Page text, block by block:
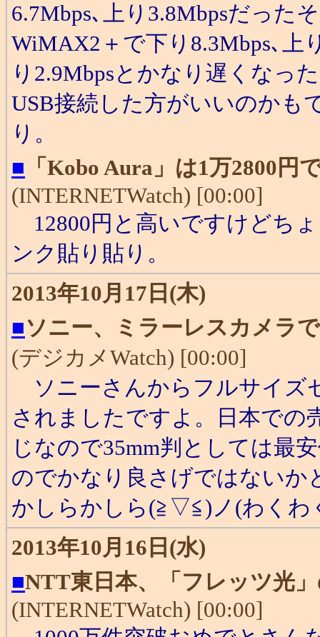
6.7Mbps､上り3.8Mbpsだった
WiMAX2＋で下り8.3Mbps､上
り2.9Mbpsとかなり遅くなっ
USB接続した方がいいのかも
り。
■ 「Kobo Aura」は1万2800円
(INTERNETWatch) [00:00]
12800円と高いですけどち
ンク貼り貼り。
2013年10月17日(木)
■ソニー、ミラーレスカメラ
(デジカメWatch) [00:00]
ソニーさんからフルサイズ
されましたですよ。日本での
じなので35mm判としては最
のでかなり良さげではないか
かしらかしら(≧▽≦)ノ(わくわ
2013年10月16日(水)
■NTT東日本、「フレッツ光
(INTERNETWatch) [00:00]